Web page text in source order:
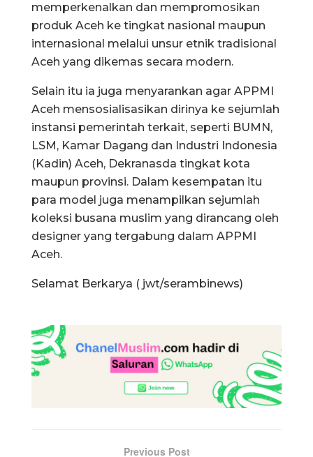
memperkenalkan dan mempromosikan
produk Aceh ke tingkat nasional maupun
internasional melalui unsur etnik tradisional
Aceh yang dikemas secara modern.
Selain itu ia juga menyarankan agar APPMI
Aceh mensosialisasikan dirinya ke sejumlah
instansi pemerintah terkait, seperti BUMN,
LSM, Kamar Dagang dan Industri Indonesia
(Kadin) Aceh, Dekranasda tingkat kota
maupun provinsi. Dalam kesempatan itu
para model juga menampilkan sejumlah
koleksi busana muslim yang dirancang oleh
designer yang tergabung dalam APPMI
Aceh.
Selamat Berkarya ( jwt/serambinews)
Previous Post